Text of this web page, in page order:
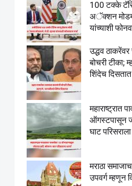
100 टक्के
अॅक्शन
यांच्याशी
उद्धव ठाकरेंवर
बोचरी टीका;
शिंदेच दिसतात
महाराष्ट्रात
ऑगस्टपासून
घाट
मराठा
उपवर्ग म्हणून